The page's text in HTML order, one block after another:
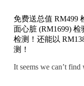
免费送总值 RM499
面心脏 (RM1699)
检测！还能以
测！
It seems we can’t